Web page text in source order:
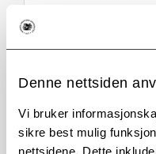
Denne nettsiden
Vi bruker
sikre best mulig
nettsidene. Dette